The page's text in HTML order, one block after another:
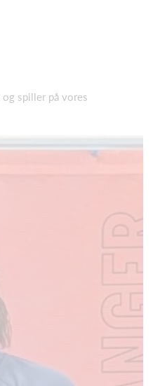
spiller på vores